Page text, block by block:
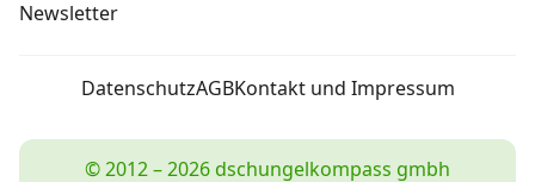
Newsletter
DatenschutzAGBKontakt und Impressum
© 2012 – 2026 dschungelkompass gmbh